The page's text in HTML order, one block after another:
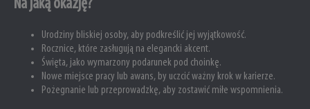
Na jaką okazję?
Urodziny bliskiej osoby, aby podkreślić jej wyjątkowość.
Rocznice, które zasługują na elegancki akcent.
Święta, jako wymarzony podarunek pod choinkę.
Nowe miejsce pracy lub awans, by uczcić ważny krok w karierze.
Pożegnanie lub przeprowadzkę, aby zostawić miłe wspomnienia.